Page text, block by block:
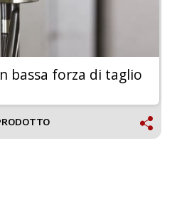
bassa forza di taglio